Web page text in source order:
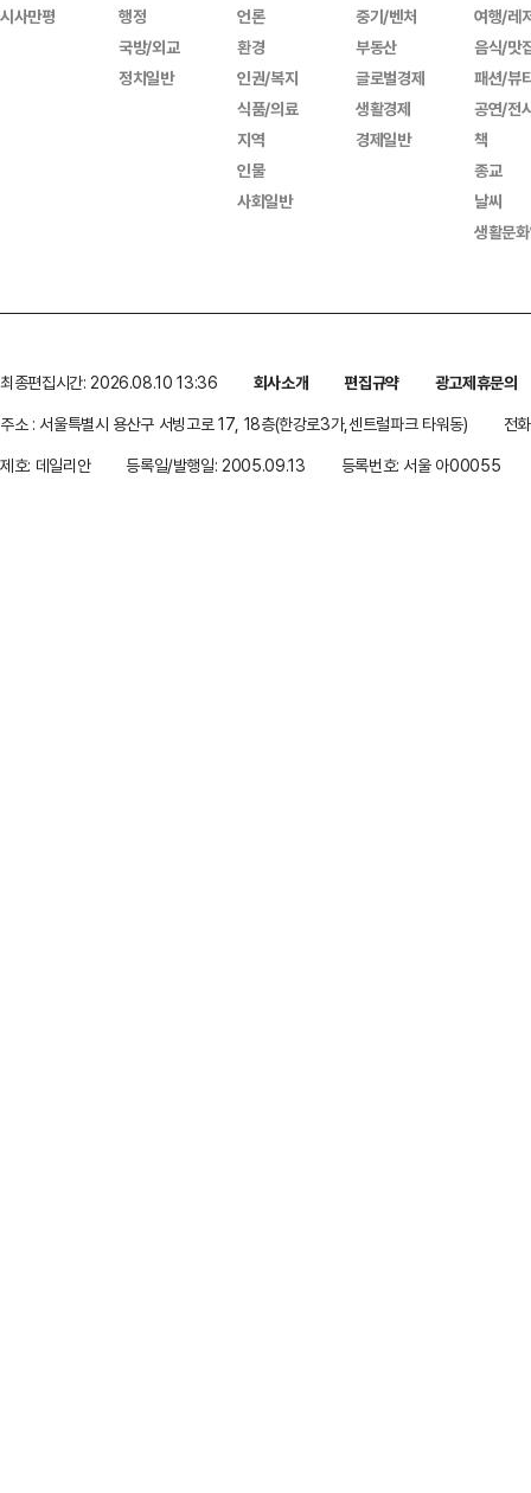
시사만평
행정
국방/외교
정치일반
언론
환경
인권/복지
식품/의료
지역
인물
사회일반
중기/벤처
부동산
글로벌경제
생활경제
경제일반
여행/레
음식/맛
패션/뷰
공연/전
책
종교
날씨
생활문
최종편집시간: 2026.08.10 13:36 회사소개 편집규약
광고제휴문의
주소 : 서울특별시 용산구 서빙고로 17, 18층(한강로3가,센트럴파크 타워동)
전
제호: 데일리안
등록일/발행일: 2005.09.13 등록번호: 서울 아00055